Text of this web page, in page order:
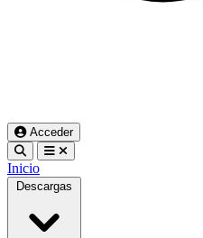
Acceder
Inicio
Descargas